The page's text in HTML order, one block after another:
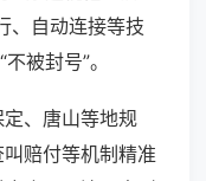
、自动连接等技
被封号”。
、唐山等地规
赔付等机制精准